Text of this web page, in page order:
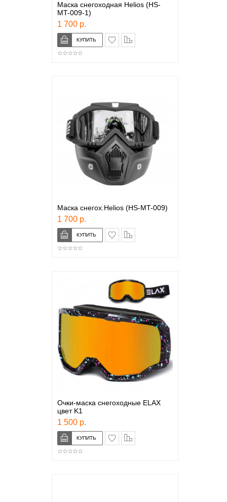
Маска снегоходная Helios (HS-
MT-009-1)
1 700 р.
в закладки
Маска снегох.Helios (HS-MT-009)
1 700 р.
в закладки
Очки-маска снегоходные ELAX
цвет K1
1 500 р.
в закладки